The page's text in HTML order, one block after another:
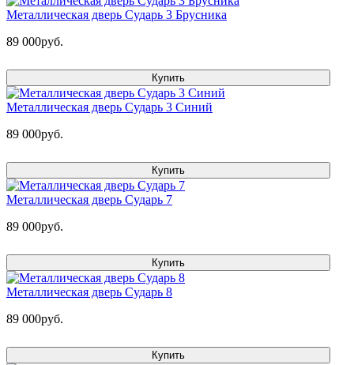
Металлическая дверь Сударь 3 Брусника
89 000руб.
Купить
Металлическая дверь Сударь 3 Синий
89 000руб.
Купить
Металлическая дверь Сударь 7
89 000руб.
Купить
Металлическая дверь Сударь 8
89 000руб.
Купить